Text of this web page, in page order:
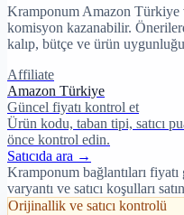
Kramponum Amazon Türkiye
komisyon kazanabilir.
kalıp, bütçe ve ürün
Affiliate
Amazon Türkiye
Güncel fiyatı kontrol et
Ürün kodu, taban tipi, satıcı
önce kontrol edin.
Satıcıda ara →
Kramponum bağlantıları
varyantı ve satıcı koşulları
Orijinallik ve satıcı kontrolü